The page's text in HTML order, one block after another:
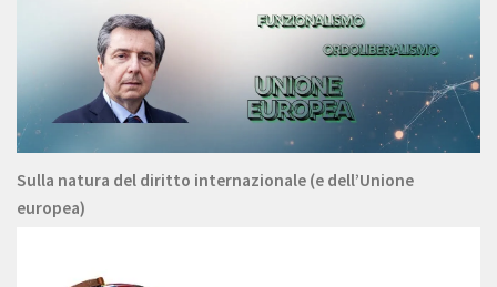
Sulla natura del diritto internazionale (e dell’Unione
europea)